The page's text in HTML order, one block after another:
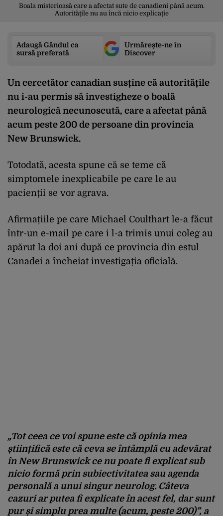
Boala misterioasă care a afectat sute de canadieni până acum.
Autoritățile nu au încă nicio explicație
Adaugă Gândul ca
sursă preferată
Urmărește-ne în
Discover
Un cercetător canadian susține că autoritățile
nu i-au permis să investigheze o boală
neurologică necunoscută, care a afectat până
acum peste 200 de persoane din provincia
New Brunswick.
Totodată, acesta spune că se teme că
simptomele inexplicabile pe care le au
pacienții se vor agrava.
Afirmațiile pe care Michael Coulthart le-a făcut
într-un e-mail pe care i l-a trimis unui coleg au
apărut la doi ani după ce provincia din estul
Canadei a încheiat investigația oficială.
„Tot ceea ce voi spune este că opinia mea
științifică este că ceva se întâmplă cu adevărat
în New Brunswick ce nu poate fi explicat sub
nicio formă prin subiectivitatea sau agenda
personală a unui singur neurolog. Câteva
cazuri ar putea fi explicate în acest fel, dar sunt
pur și simplu prea multe (acum, peste 200)”, a